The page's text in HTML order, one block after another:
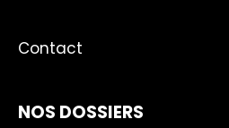
Contact
NOS DOSSIERS